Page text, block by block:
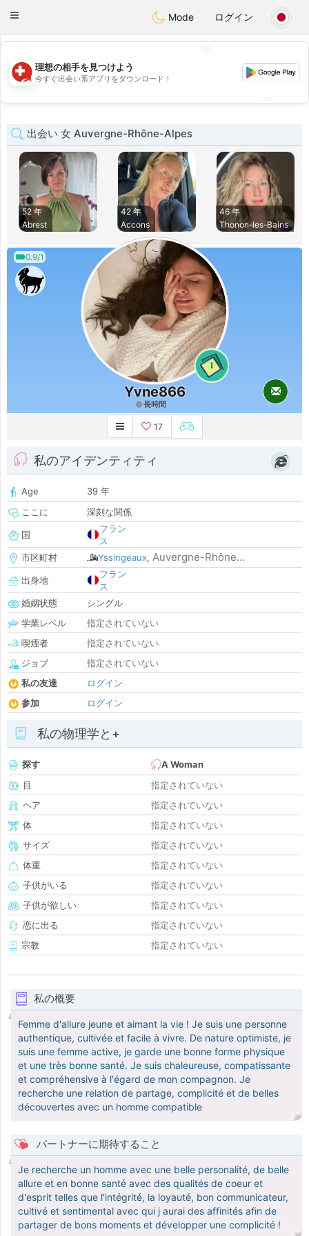
Suissi
Toggle
Mode ログイン
💖
💕
理想の相手を見つけよう
今すぐ出会い系アプリをダウンロード！
出会い 女 Auvergne-Rhône-Alpes
52 年
Abrest
42 年
Accons
46 年
Thonon-les-Bains
0.9/1
1
Yvne866
長時間
17
私のアイデンティティ
Age
39 年
ここに
深刻な関係
国
フラン
ス
市区町村
Yssingeaux, Auvergne-Rhône...
出身地
フラン
ス
婚姻状態
シングル
学業レベル
指定されていない
喫煙者
指定されていない
ジョブ
指定されていない
私の友達
ログイン
参加
ログイン
私の物理学と+
探す
A Woman
目
指定されていない
ヘア
指定されていない
体
指定されていない
サイズ
指定されていない
体重
指定されていない
子供がいる
指定されていない
子供が欲しい
指定されていない
恋に出る
指定されていない
宗教
指定されていない
私の概要
Femme d'allure jeune et aimant la vie ! Je suis une personne
authentique, cultivée et facile à vivre. De nature optimiste, je
suis une femme active, je garde une bonne forme physique
et une très bonne santé. Je suis chaleureuse, compatissante
et compréhensive à l'égard de mon compagnon. Je
recherche une relation de partage, complicité et de belles
découvertes avec un homme compatible
パートナーに期待すること
Je recherche un homme avec une belle personalité, de belle
allure et en bonne santé avec des qualités de coeur et
d'esprit telles que l'intégrité, la loyauté, bon communicateur,
cultivé et sentimental avec qui j aurai des affinités afin de
partager de bons moments et développer une complicité !